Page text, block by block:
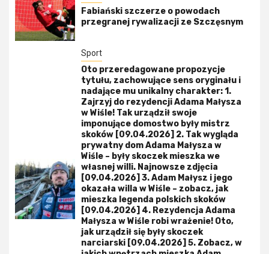
Fabiański szczerze o powodach
przegranej rywalizacji ze Szczęsnym
Sport
Oto przeredagowane propozycje
tytułu, zachowujące sens oryginału i
nadające mu unikalny charakter: 1.
Zajrzyj do rezydencji Adama Małysza
w Wiśle! Tak urządził swoje
imponujące domostwo były mistrz
skoków [09.04.2026] 2. Tak wygląda
prywatny dom Adama Małysza w
Wiśle – były skoczek mieszka we
własnej willi. Najnowsze zdjęcia
[09.04.2026] 3. Adam Małysz i jego
okazała willa w Wiśle – zobacz, jak
mieszka legenda polskich skoków
[09.04.2026] 4. Rezydencja Adama
Małysza w Wiśle robi wrażenie! Oto,
jak urządził się były skoczek
narciarski [09.04.2026] 5. Zobacz, w